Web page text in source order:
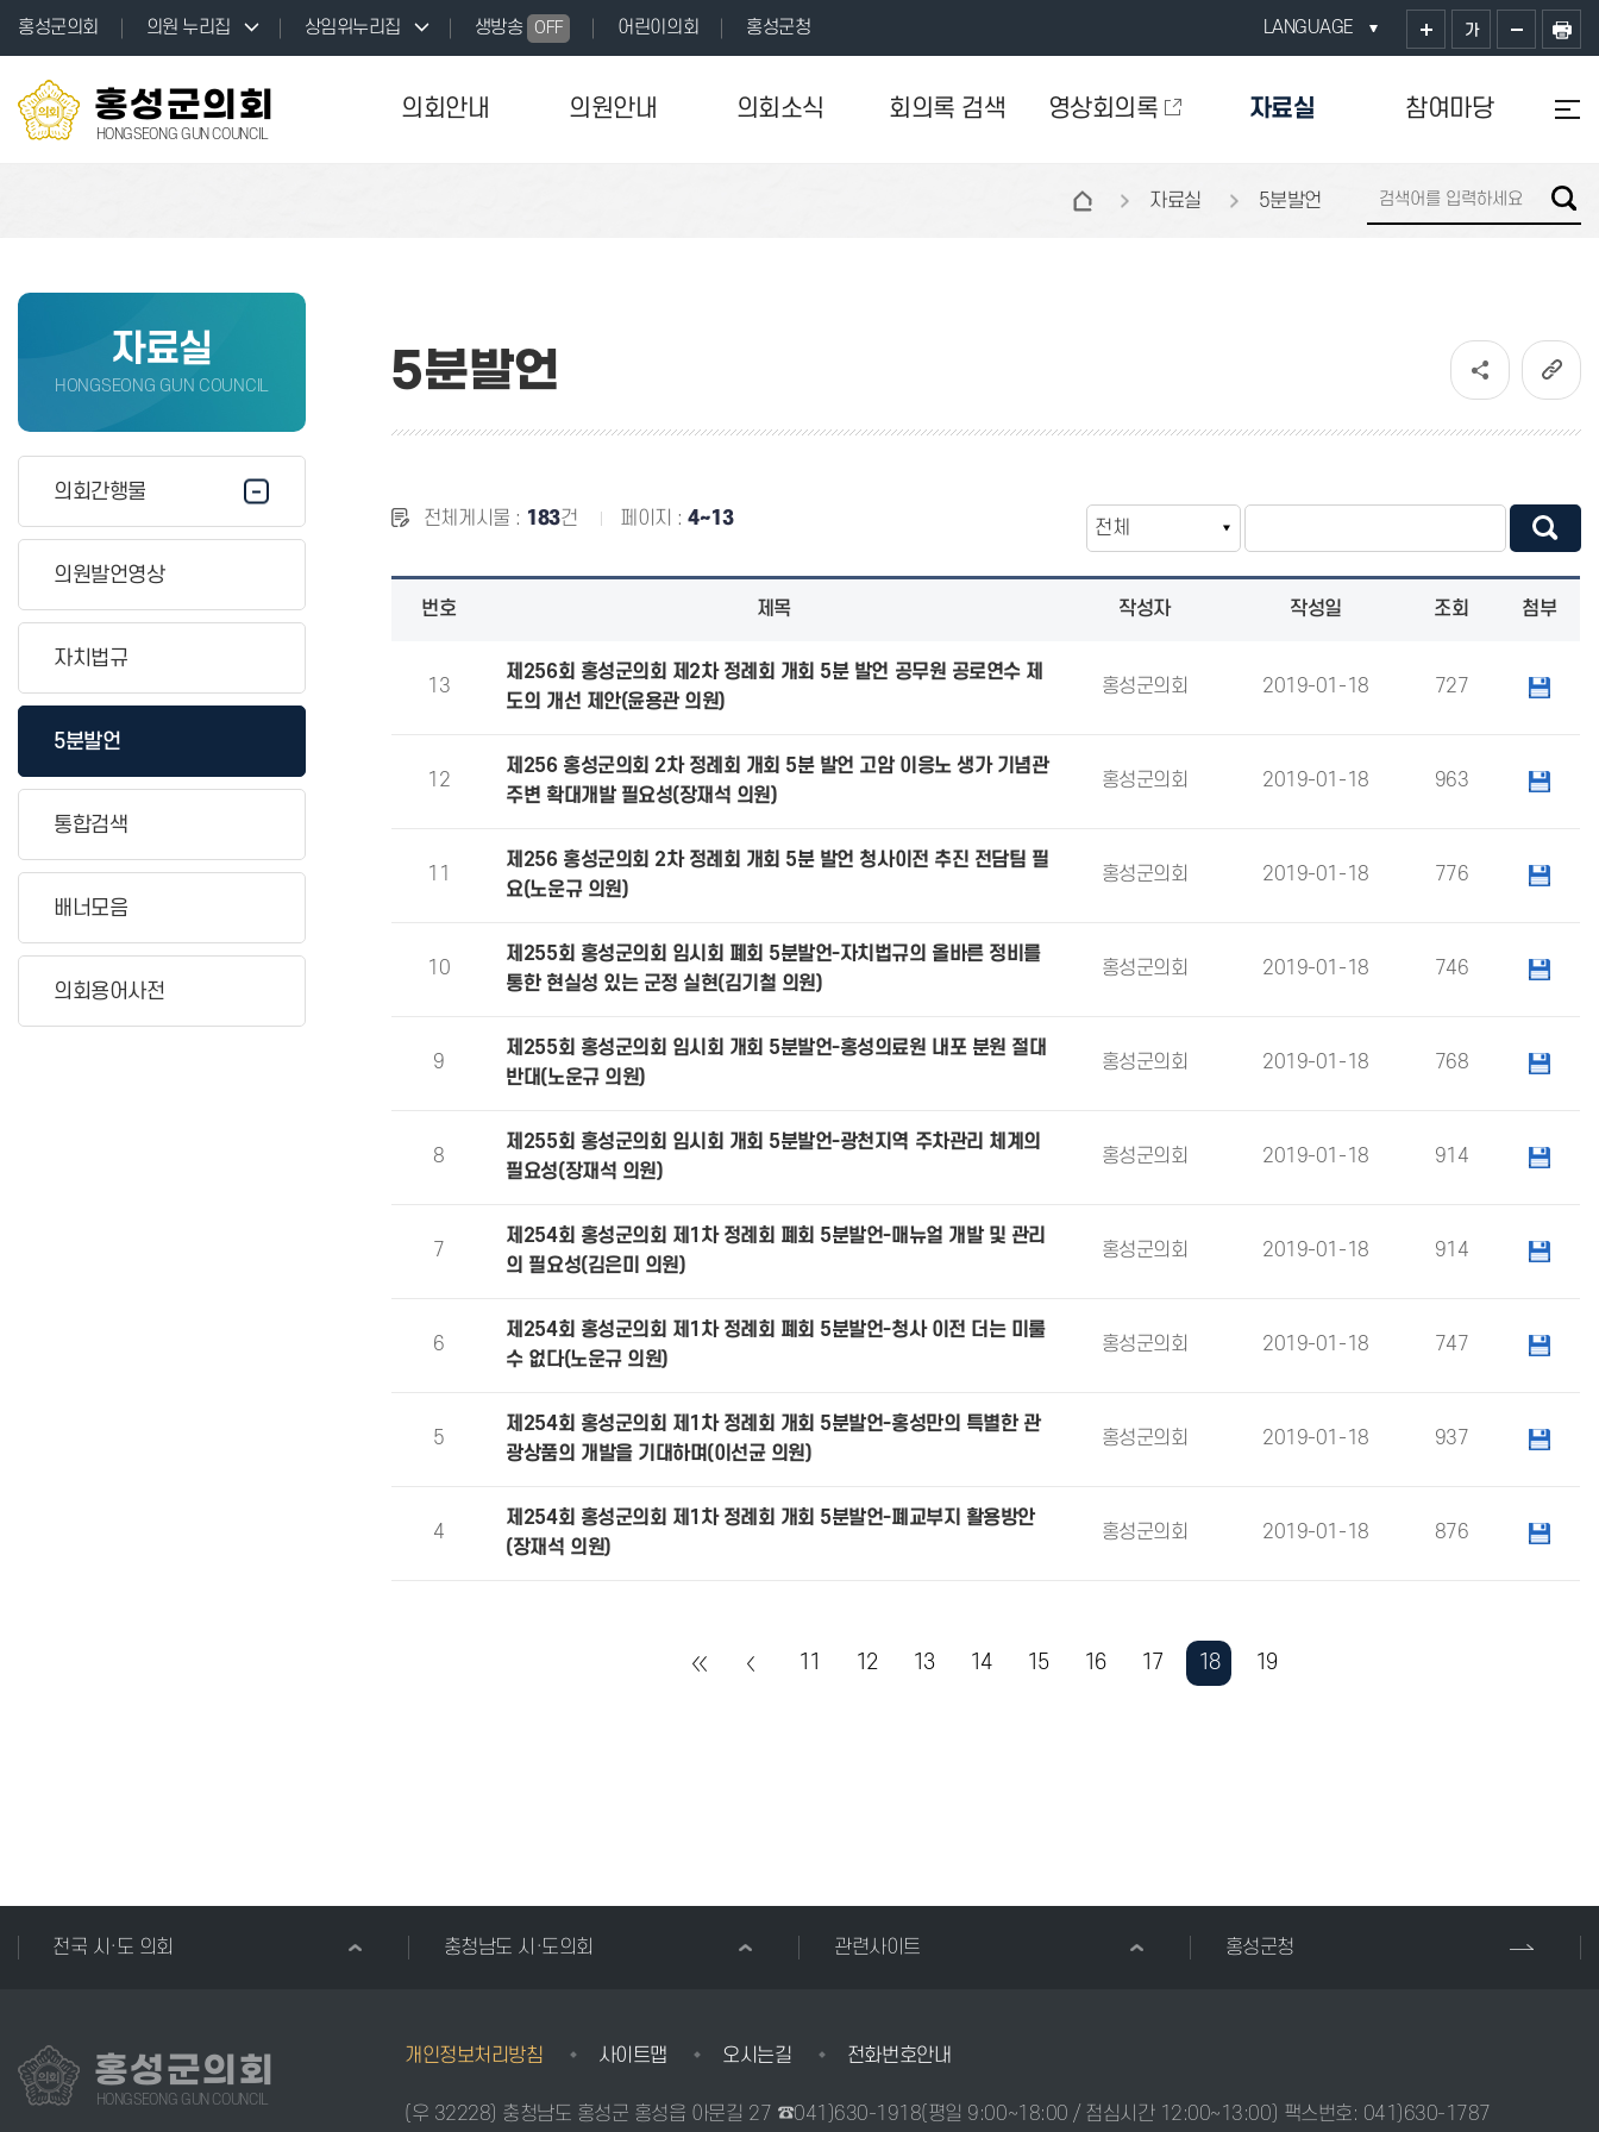
홍성군의회 의원 누리집 상임위누리집 생방송 OFF 어린이의회 홍성군청 LANGUAGE 가
홍성군의회
HONGSEONG GUN COUNCIL
의회안내 의원안내 의회소식 회의록 검색 영상회의록 자료실 참여마당
자료실 5분발언
자료실
HONGSEONG GUN COUNCIL
의회간행물
의원발언영상
자치법규
5분발언
통합검색
배너모음
의회용어사전
5분발언
전체게시물 : 183건 페이지 :4~13
번호 제목 작성자 작성일 조회 첨부
13
제256회 홍성군의회 제2차 정례회 개회 5분 발언 공무원 공로연수 제
도의 개선 제안(윤용관 의원)
홍성군의회 2019-01-18 727
12
제256 홍성군의회 2차 정례회 개회 5분 발언 고암 이응노 생가 기념관
주변 확대개발 필요성(장재석 의원)
홍성군의회 2019-01-18 963
11
제256 홍성군의회 2차 정례회 개회 5분 발언 청사이전 추진 전담팀 필
요(노운규 의원)
홍성군의회 2019-01-18 776
10
제255회 홍성군의회 임시회 폐회 5분발언-자치법규의 올바른 정비를
통한 현실성 있는 군정 실현(김기철 의원)
홍성군의회 2019-01-18 746
9
제255회 홍성군의회 임시회 개회 5분발언-홍성의료원 내포 분원 절대
반대(노운규 의원)
홍성군의회 2019-01-18 768
8
제255회 홍성군의회 임시회 개회 5분발언-광천지역 주차관리 체계의
필요성(장재석 의원)
홍성군의회 2019-01-18 914
7
제254회 홍성군의회 제1차 정례회 폐회 5분발언-매뉴얼 개발 및 관리
의 필요성(김은미 의원)
홍성군의회 2019-01-18 914
6
제254회 홍성군의회 제1차 정례회 폐회 5분발언-청사 이전 더는 미룰
수 없다(노운규 의원)
홍성군의회 2019-01-18 747
5
제254회 홍성군의회 제1차 정례회 개회 5분발언-홍성만의 특별한 관
광상품의 개발을 기대하며(이선균 의원)
홍성군의회 2019-01-18 937
4
제254회 홍성군의회 제1차 정례회 개회 5분발언-폐교부지 활용방안
(장재석 의원)
홍성군의회 2019-01-18 876
11 12 13 14 15 16 17 18 19
전국 시·도 의회 충청남도 시·도의회 관련사이트 홍성군청
홍성군의회
HONGSEONG GUN COUNCIL
개인정보처리방침 사이트맵 오시는길 전화번호안내
(우 32228) 충청남도 홍성군 홍성읍 아문길 27 ☎041)630-1918(평일 9:00~18:00 / 점심시간 12:00~13:00) 팩스번호: 041)630-1787